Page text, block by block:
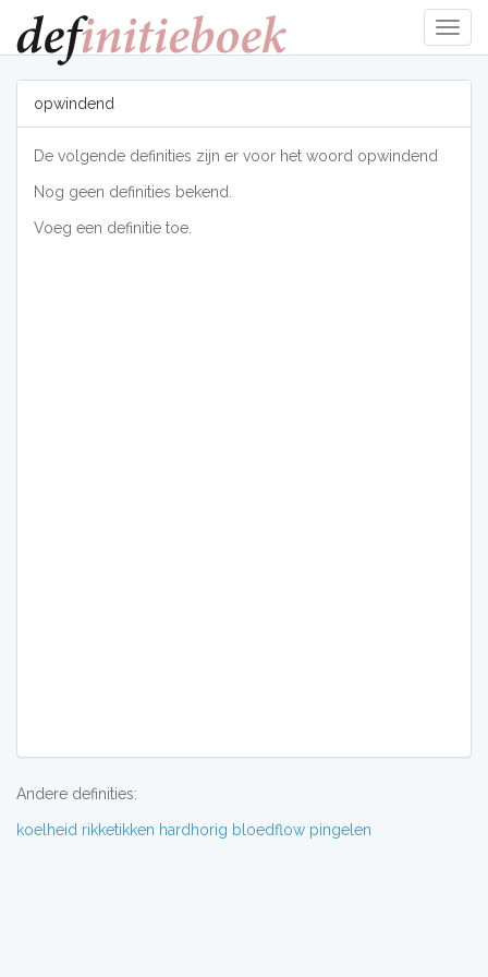
tonen
opwindend
De volgende definities zijn er voor het woord opwindend
Nog geen definities bekend.
Voeg een definitie toe.
Andere definities:
koelheid rikketikken hardhorig bloedflow pingelen